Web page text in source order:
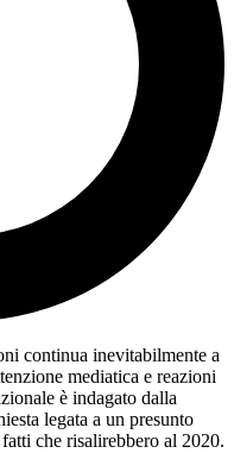
continua inevitabilmente a
mediatica e reazioni
è indagato dalla
legata a un presunto
che risalirebbero al 2020.